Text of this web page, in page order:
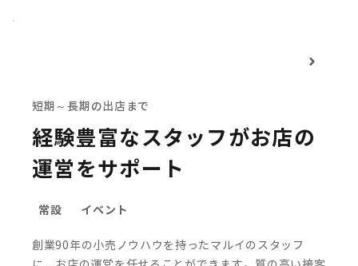
創業90年の小売ノウハウを持ったマルイのスタッフ
イベント
常設
経験豊富なスタッフがお店の
運営をサポート
短期～長期の出店まで